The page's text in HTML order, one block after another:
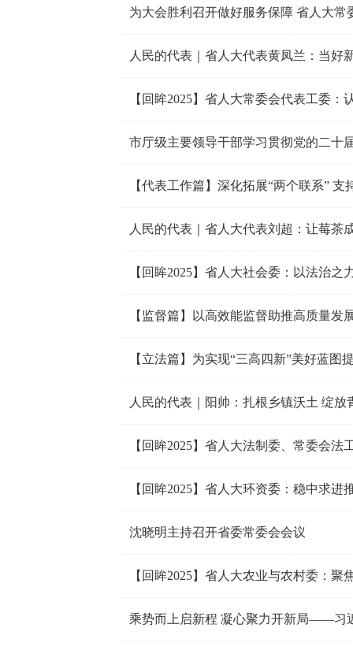
人民的代表｜省人大代表黄凤兰：当好
【代表工作篇】深化拓展“两个联系”
人民的代表｜省人大代表刘超：让莓茶
【回眸2025】省人大社会委：以法治之
【监督篇】以高效能监督助推高质量发
【立法篇】为实现“三高四新”美好蓝图
人民的代表｜阳帅：扎根乡镇沃土 绽放
【回眸2025】省人大环资委：稳中求
沈晓明主持召开省委常委会会议